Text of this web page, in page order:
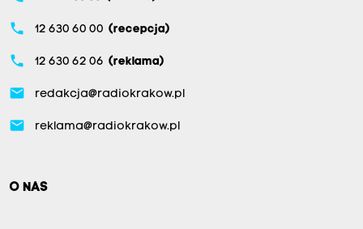
phone 12 630 60 00 (recepcja)
phone 12 630 62 06 (reklama)
email redakcja@radiokrakow.pl
email reklama@radiokrakow.pl
O NAS